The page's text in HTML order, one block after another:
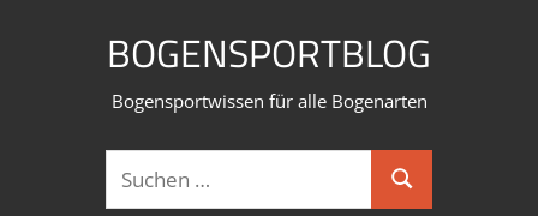
BOGENSPORTBLOG
Bogensportwissen für alle Bogenarten
Suchen
nach:
Suchen